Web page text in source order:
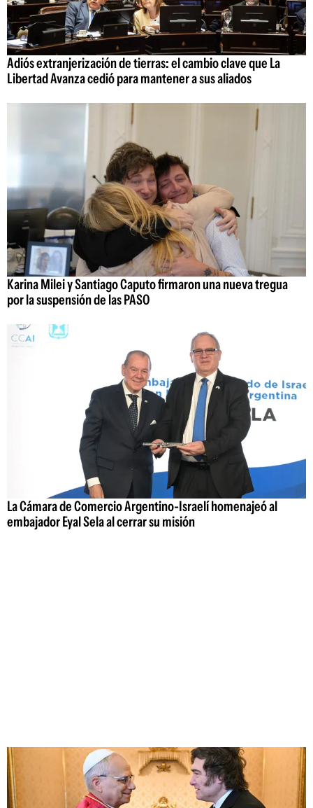
Adiós extranjerización de tierras: el cambio clave que La
Libertad Avanza cedió para mantener a sus aliados
Karina Milei y Santiago Caputo firmaron una nueva tregua
por la suspensión de las PASO
La Cámara de Comercio Argentino-Israelí homenajeó al
embajador Eyal Sela al cerrar su misión